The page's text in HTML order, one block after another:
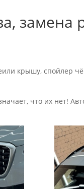
крышу, спойлер
что их нет!